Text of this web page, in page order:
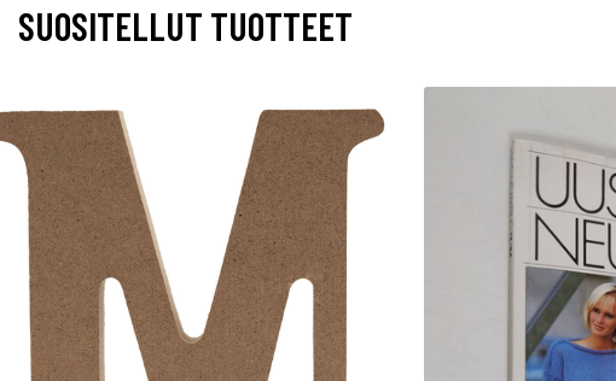
SUOSITELLUT TUOTTEET